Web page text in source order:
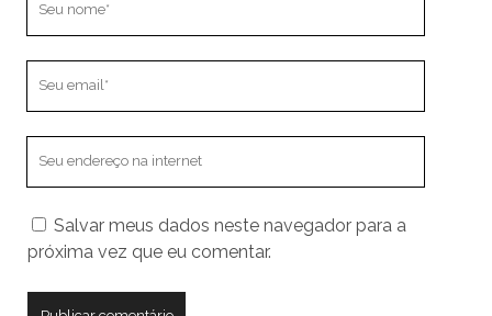
seu
site
Salvar meus dados neste navegador para a
próxima vez que eu comentar.